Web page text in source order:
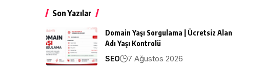
Son Yazılar
Domain Yaşı Sorgulama | Ücretsiz Alan
Adı Yaşı Kontrolü
SEO
7 Ağustos 2026